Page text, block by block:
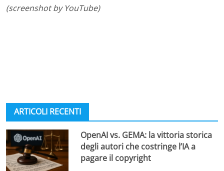
(screenshot by YouTube)
ARTICOLI RECENTI
OpenAI vs. GEMA: la vittoria storica
degli autori che costringe l’IA a
pagare il copyright